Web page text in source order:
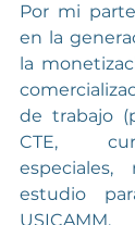
Por mi
en la
la
de trabajo
CTE,
estudio